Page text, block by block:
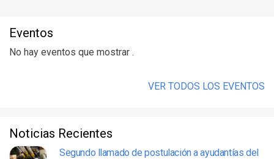
Eventos
No hay eventos que mostrar .
VER TODOS LOS EVENTOS
Noticias Recientes
Segundo llamado de postulación a ayudantías del